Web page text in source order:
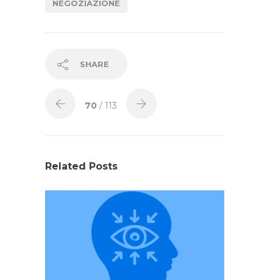
NEGOZIAZIONE
SHARE
70 / 113
Related Posts